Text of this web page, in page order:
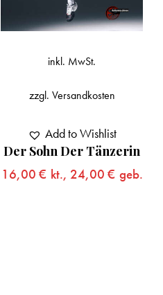
Der Sohn Der Tänzerin
16,00 € kt., 24,00 € geb.
inkl. MwSt.
zzgl. Versandkosten
Add to Wishlist